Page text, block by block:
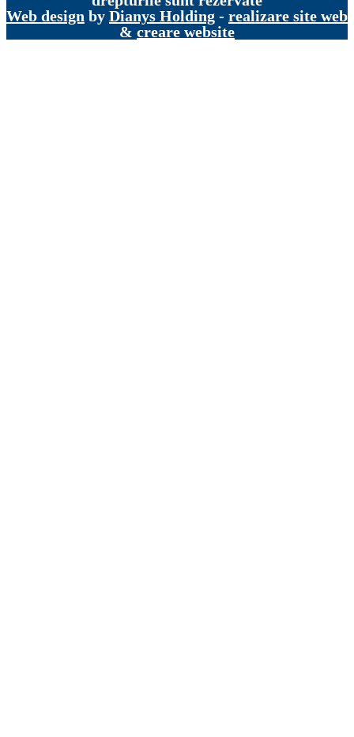
Web design by Dianys Holding - realizare site web
& creare website